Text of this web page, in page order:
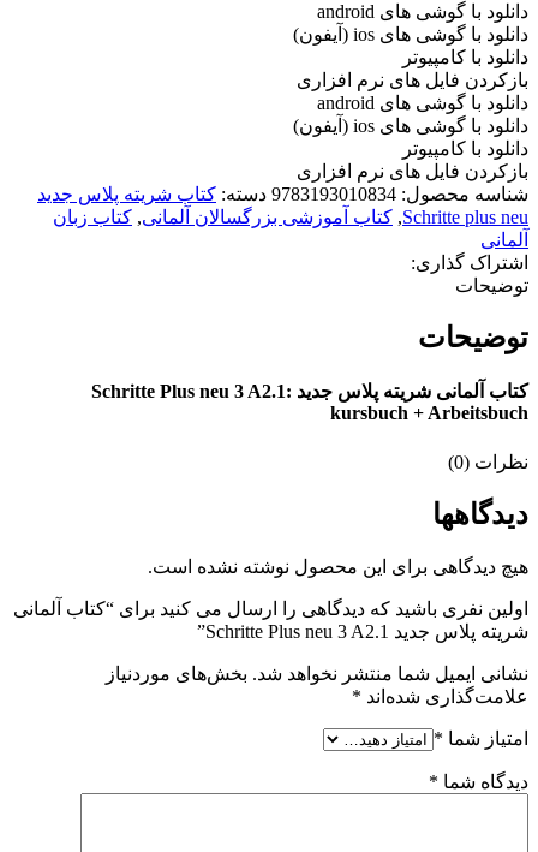
دانلود با گوشی های android
دانلود با گوشی های ios (آیفون)
دانلود با کامپیوتر
بازکردن فایل های نرم افزاری
دانلود با گوشی های android
دانلود با گوشی های ios (آیفون)
دانلود با کامپیوتر
بازکردن فایل های نرم افزاری
شناسه محصول: 9783193010834 دسته: کتاب شریته پلاس جدید
Schritte plus neu
, کتاب آموزشی بزرگسالان آلمانی, کتاب زبان
آلمانی
اشتراک گذاری:
توضیحات
توضیحات
کتاب آلمانی شریته پلاس جدید Schritte Plus neu 3 A2.1:
kursbuch + Arbeitsbuch
نظرات (0)
دیدگاهها
هیچ دیدگاهی برای این محصول نوشته نشده است.
اولین نفری باشید که دیدگاهی را ارسال می کنید برای “کتاب آلمانی
شریته پلاس جدید Schritte Plus neu 3 A2.1”
نشانی ایمیل شما منتشر نخواهد شد. بخش‌های موردنیاز
علامت‌گذاری شده‌اند *
امتیاز شما *
دیدگاه شما *